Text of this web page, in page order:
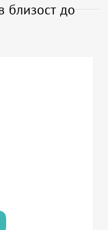
близост до